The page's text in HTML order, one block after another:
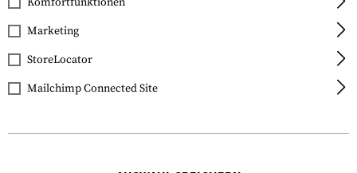
Fluorescent
Marketing
StoreLocator
Mailchimp Connected Site